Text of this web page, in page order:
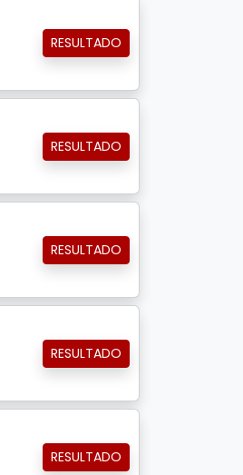
RESULTADO
RESULTADO
RESULTADO
RESULTADO
RESULTADO